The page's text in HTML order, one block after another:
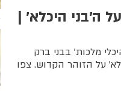
ה'בני היכלא' |
מלכות' בבני ברק
על הזוהר הקדוש. צפו